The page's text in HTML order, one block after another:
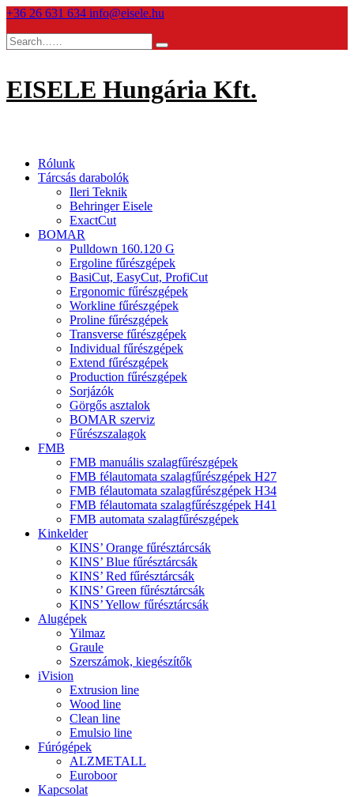
Skip
content
+36 26 631 634 info@eisele.hu
EISELE Hungária Kft.
Rólunk
Tárcsás darabolók
Ileri Teknik
Behringer Eisele
ExactCut
BOMAR
Pulldown 160.120 G
Ergoline fűrészgépek
BasiCut, EasyCut, ProfiCut
Ergonomic fűrészgépek
Workline fűrészgépek
Proline fűrészgépek
Transverse fűrészgépek
Individual fűrészgépek
Extend fűrészgépek
Production fűrészgépek
Sorjázók
Görgős asztalok
BOMAR szerviz
Fűrészszalagok
FMB
FMB manuális szalagfűrészgépek
FMB félautomata szalagfűrészgépek H27
FMB félautomata szalagfűrészgépek H34
FMB félautomata szalagfűrészgépek H41
FMB automata szalagfűrészgépek
Kinkelder
KINS’ Orange fűrésztárcsák
KINS’ Blue fűrésztárcsák
KINS’ Red fűrésztárcsák
KINS’ Green fűrésztárcsák
KINS’ Yellow fűrésztárcsák
Alugépek
Yilmaz
Graule
Szerszámok, kiegészítők
iVision
Extrusion line
Wood line
Clean line
Emulsio line
Fúrógépek
ALZMETALL
Euroboor
Kapcsolat